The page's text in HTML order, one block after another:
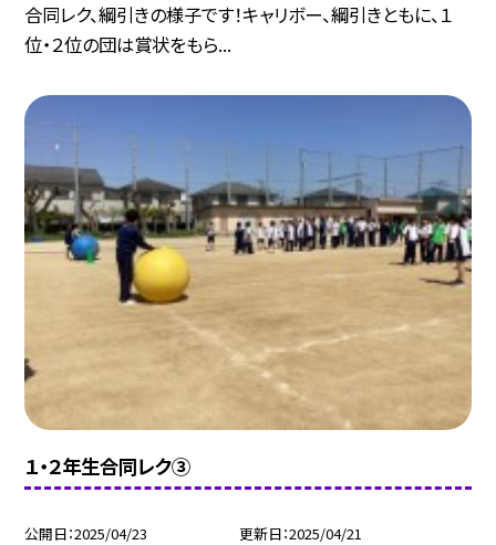
合同レク、綱引きの様子です！キャリボー、綱引きともに、１
位・２位の団は賞状をもら...
１・２年生合同レク③
公開日 2025/04/23 更新日 2025/04/21